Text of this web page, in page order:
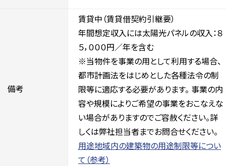
備考
賃貸中（賃貸借契約引継要）
年間想定収入には太陽光パネルの収入：８
５，０００円／年を含む
※当物件を事業の用として利用する場合、
都市計画法をはじめとした各種法令の制
限等に適応する必要があります。 事業の内
容や規模によりご希望の事業をおこなえな
い場合がありますのでご容赦ください。詳
しくは弊社担当者までお問合せください。
用途地域内の建築物の用途制限等につい
て（参考）